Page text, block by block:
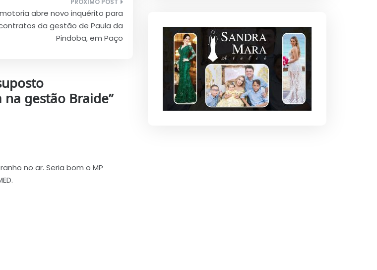
abre novo inquérito para
da gestão de Paula da
Pindoba, em Paço
gestão Braide”
no ar. Seria bom o MP